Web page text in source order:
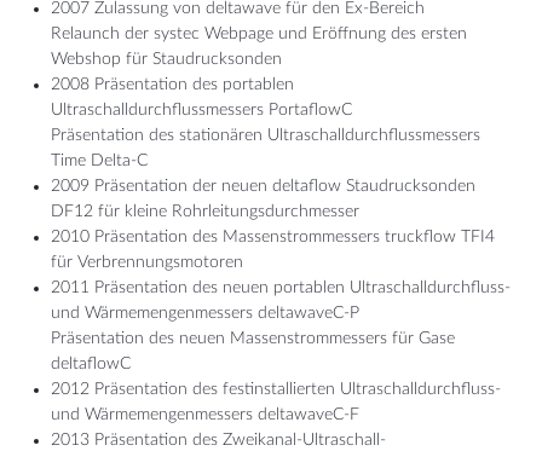
2007 Zulassung von deltawave für den Ex-Bereich
Relaunch der systec Webpage und Eröffnung des ersten
Webshop für Staudrucksonden
2008 Präsentation des portablen
Ultraschalldurchflussmessers PortaflowC
Präsentation des stationären Ultraschalldurchflussmessers
Time Delta-C
2009 Präsentation der neuen deltaflow Staudrucksonden
DF12 für kleine Rohrleitungsdurchmesser
2010 Präsentation des Massenstrommessers truckflow TFI4
für Verbrennungsmotoren
2011 Präsentation des neuen portablen Ultraschalldurchfluss-
und Wärmemengenmessers deltawaveC-P
Präsentation des neuen Massenstrommessers für Gase
deltaflowC
2012 Präsentation des festinstallierten Ultraschalldurchfluss-
und Wärmemengenmessers deltawaveC-F
2013 Präsentation des Zweikanal-Ultraschall-